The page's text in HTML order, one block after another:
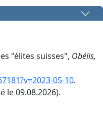
"élites suisses", Obélis,
05-10.
le 09.08.2026).